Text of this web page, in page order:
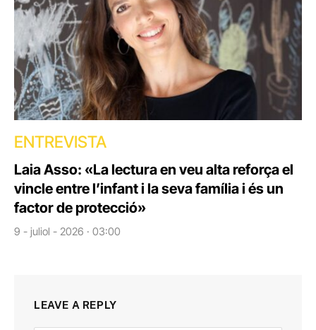
ENTREVISTA
Laia Asso: «La lectura en veu alta reforça el
vincle entre l’infant i la seva família i és un
factor de protecció»
9 - juliol - 2026 · 03:00
LEAVE A REPLY